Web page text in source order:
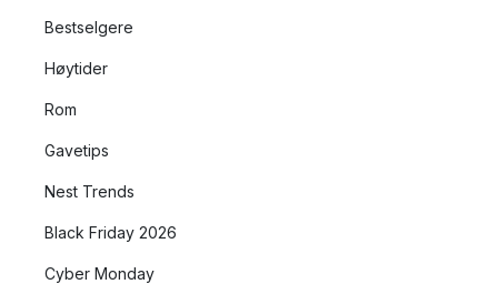
Bestselgere
Høytider
Rom
Gavetips
Nest Trends
Black Friday 2026
Cyber Monday